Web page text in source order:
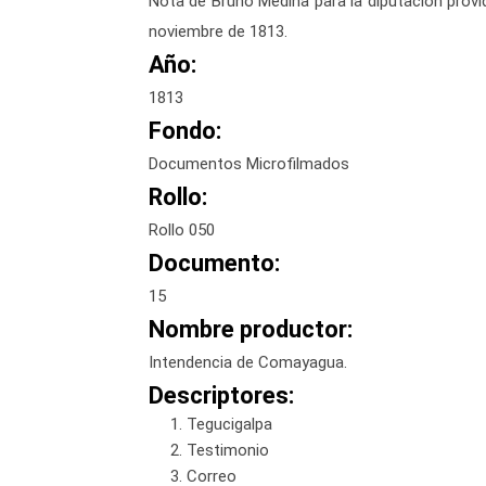
noviembre de 1813.
Año:
1813
Fondo:
Documentos Microfilmados
Rollo:
Rollo 050
Documento:
15
Nombre productor:
Intendencia de Comayagua.
Descriptores:
Tegucigalpa
Testimonio
Correo